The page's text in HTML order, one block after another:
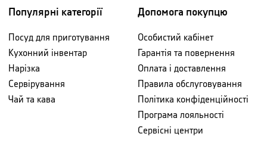
Популярні категорії
Посуд для приготування
Кухонний інвентар
Нарізка
Сервірування
Чай та кава
Допомога покупцю
Особистий кабінет
Гарантія та повернення
Оплата і доставлення
Правила обслуговування
Політика конфіденційності
Програма лояльності
Сервісні центри